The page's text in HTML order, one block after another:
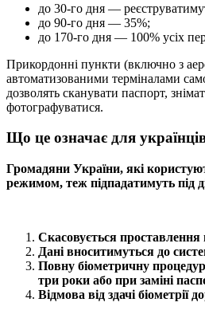
до 30-го дня —
до 90-го дня — 35%;
до 170-го дня — 100% усіх
Прикордонні пункти (включно з
автоматизованими терміналами
дозволять сканувати паспорт,
фотографуватися.
Що це означає для
Громадяни України, які
режимом, теж підпадатимуть під
Скасовується
Дані вноситимуться до
Повну біометричну
три роки або при заміні
Відмова від здачі біометрії